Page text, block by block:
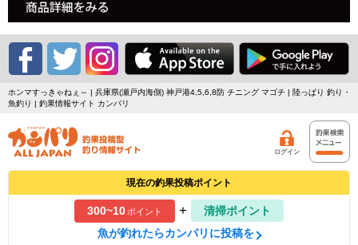
ホンマすっきゃねぇ～ | 兵庫県(瀬戸内海側) 神戸港4,5,6,8防 チニング マゴチ | 陸っぱり 釣り・
魚釣り | 釣果情報サイト カンパリ
ログイン
現在の釣果投稿ポイント
300~10ポイント +
清掃ポイント
魚が釣れたらカンパリに投稿を